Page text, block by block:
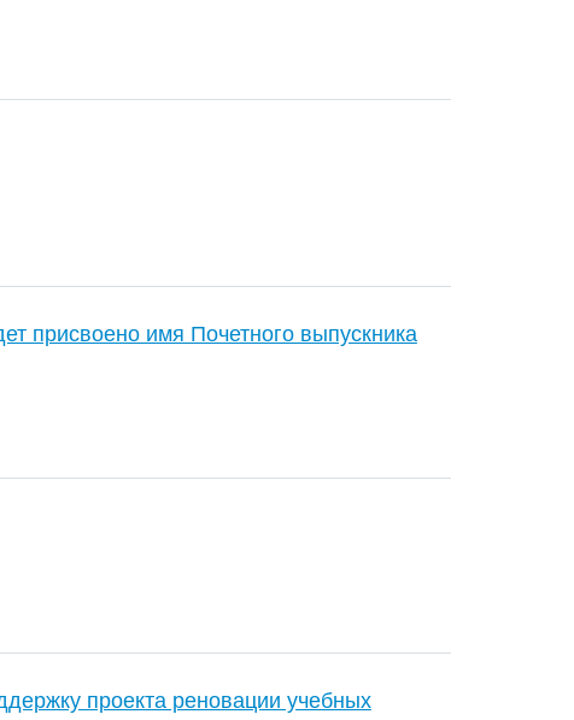
присвоено имя Почетного выпускника
проекта реновации учебных